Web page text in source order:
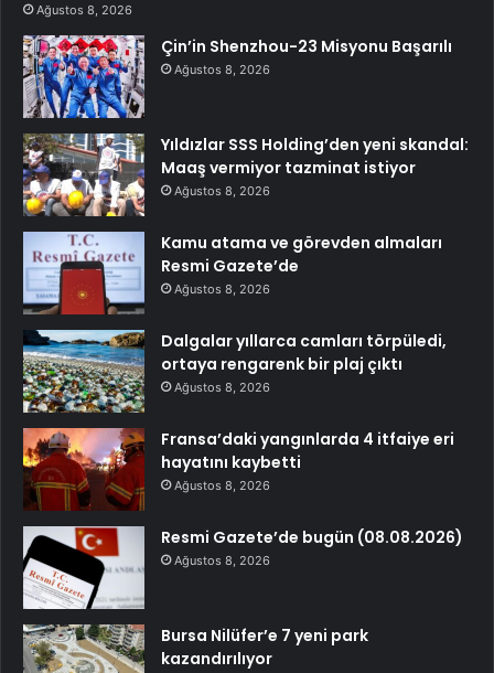
Ağustos 8, 2026
Çin’in Shenzhou-23 Misyonu Başarılı
Ağustos 8, 2026
Yıldızlar SSS Holding’den yeni skandal:
Maaş vermiyor tazminat istiyor
Ağustos 8, 2026
Kamu atama ve görevden almaları
Resmi Gazete’de
Ağustos 8, 2026
Dalgalar yıllarca camları törpüledi,
ortaya rengarenk bir plaj çıktı
Ağustos 8, 2026
Fransa’daki yangınlarda 4 itfaiye eri
hayatını kaybetti
Ağustos 8, 2026
Resmi Gazete’de bugün (08.08.2026)
Ağustos 8, 2026
Bursa Nilüfer’e 7 yeni park
kazandırılıyor